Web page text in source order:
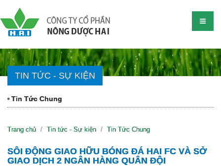
TIN TỨC - SỰ KIỆN
Tin Tức Chung
Trang chủ Tin tức - Sự kiện Tin Tức Chung
SÔI ĐỘNG GIAO HỮU BÓNG ĐÁ HAI FC VÀ SỞ
GIAO DỊCH 2 NGÂN HÀNG QUÂN ĐỘI